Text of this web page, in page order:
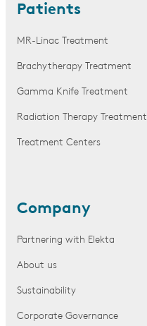
Patients
MR-Linac Treatment
Brachytherapy Treatment
Gamma Knife Treatment
Radiation Therapy Treatment
Treatment Centers
Company
Partnering with Elekta
About us
Sustainability
Corporate Governance